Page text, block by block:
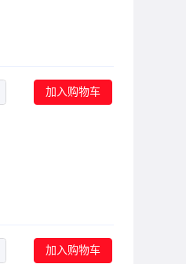
加入购物车
加入购物车